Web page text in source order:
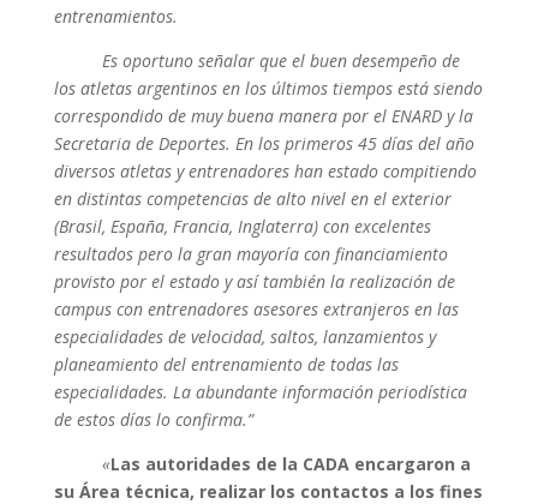
entrenamientos.
Es oportuno señalar que el buen desempeño de
los atletas argentinos en los últimos tiempos está siendo
correspondido de muy buena manera por el ENARD y la
Secretaria de Deportes. En los primeros 45 días del año
diversos atletas y entrenadores han estado compitiendo
en distintas competencias de alto nivel en el exterior
(Brasil, España, Francia, Inglaterra) con excelentes
resultados pero la gran mayoría con financiamiento
provisto por el estado y así también la realización de
campus con entrenadores asesores extranjeros en las
especialidades de velocidad, saltos, lanzamientos y
planeamiento del entrenamiento de todas las
especialidades. La abundante información periodística
de estos días lo confirma.”
«Las autoridades de la CADA encargaron a
su Área técnica, realizar los contactos a los fines